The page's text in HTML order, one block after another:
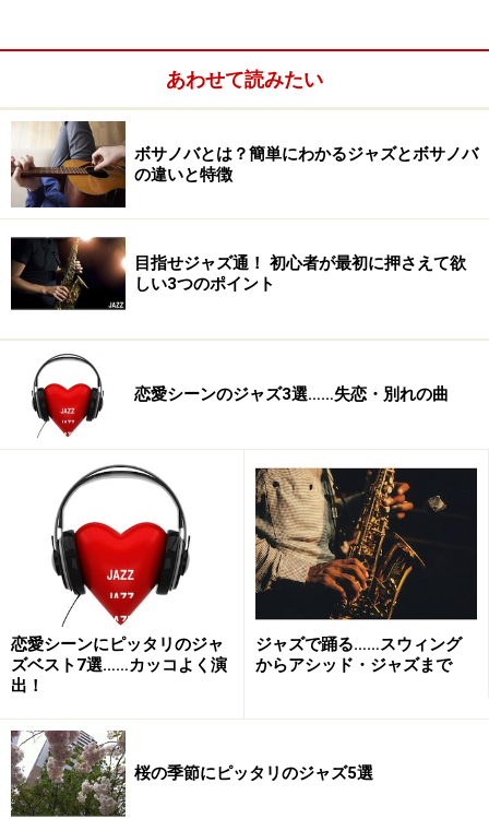
この「カミング・ホーム・アゲイン」は、そんなカーメ
ンの中でも特にコンテンポラリーな曲で構成されてお
り、フュージョン音楽に身体ごと溶け込んだカーメンの
フレキシブルな感性を楽しめます。
二枚組のCDの全曲がムードのある歌唱ですが、特に二枚
目の二曲目にひっそりと置かれた「スイート・アリバ
イ」の達観した色気はどうでしょう。男の嘘を「スイー
ト・アリバイ」として聞き流そうとする大人の女の苦悩
と半ばあきらめの境地が、カーメンの一聴あっさりとし
た歌唱の中からじわじわと滲みだして、歌の中に生きる
彼女のこれまでの苦労を感じ、ぐっとさせられます。
続くピッコロベースソロのバスター・ウィリアムスも好
演。カーメンの歌に対して、言い訳をする男の調子の良
さまでも表現するかのような、深い中にも聴きやすいソ
ロは秀逸。
このCDでは他にも伴奏陣が、当時のフュージョン界の大
立者ばかり。そんな猛者たちが、カーメンに従う様に盛
り立てます。夕立の後のひっそりとした時間に聴きたい
あわせて読みたい
ボサノバとは？簡単にわかるジャズとボサノバ
の違いと特徴
目指せジャズ通！ 初心者が最初に押さえて欲
しい3つのポイント
恋愛シーンのジャズ3選……失恋・別れの曲
恋愛シーンにピッタリのジャ
ズベスト7選……カッコよく演
出！
ジャズで踊る……スウィング
からアシッド・ジャズまで
桜の季節にピッタリのジャズ5選